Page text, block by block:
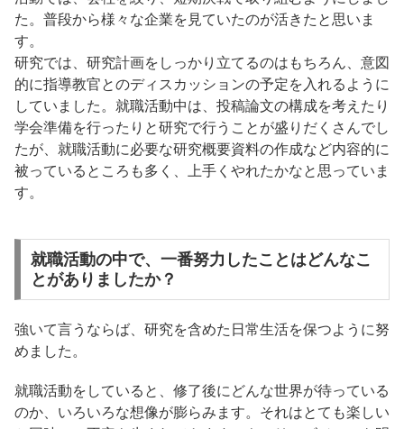
た。普段から様々な企業を見ていたのが活きたと思いま
す。
研究では、研究計画をしっかり立てるのはもちろん、意図
的に指導教官とのディスカッションの予定を入れるように
していました。就職活動中は、投稿論文の構成を考えたり
学会準備を行ったりと研究で行うことが盛りだくさんでし
たが、就職活動に必要な研究概要資料の作成など内容的に
被っているところも多く、上手くやれたかなと思っていま
す。
就職活動の中で、一番努力したことはどんなこ
とがありましたか？
強いて言うならば、研究を含めた日常生活を保つように努
めました。
就職活動をしていると、修了後にどんな世界が待っている
のか、いろいろな想像が膨らみます。それはとても楽しい